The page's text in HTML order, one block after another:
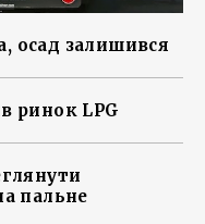
осад залишився
ринок LPG
пальне